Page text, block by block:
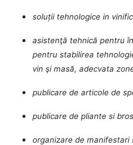
soluții tehnologice in
asistenţă tehnică pentru
pentru stabilirea
vin şi masă, adecvata
publicare de articole de
publicare de pliante si
organizare de manifestari